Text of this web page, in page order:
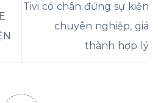
Tivi có chân đứng sự kiện
chuyên nghiệp, giá
thành hợp lý